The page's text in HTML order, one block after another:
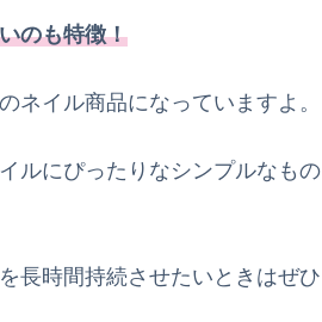
のも特徴！
ネイル商品になっていますよ。
ルにぴったりなシンプルなもの
長時間持続させたいときはぜひ